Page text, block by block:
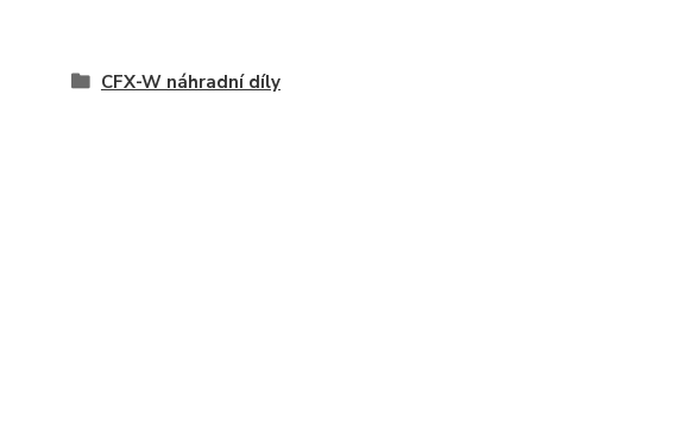
CFX-W náhradní díly